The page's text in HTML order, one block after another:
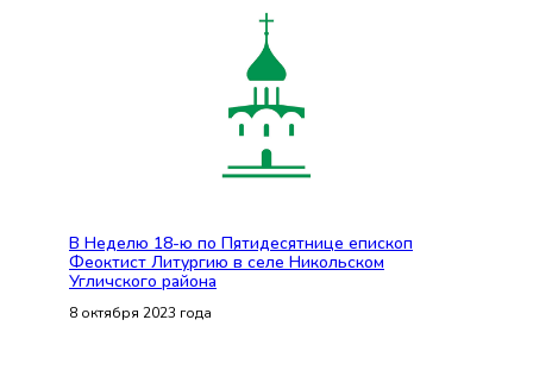
В Неделю 18-ю по Пятидесятнице епископ
Феоктист Литургию в селе Никольском
Угличского района
8 октября 2023 года